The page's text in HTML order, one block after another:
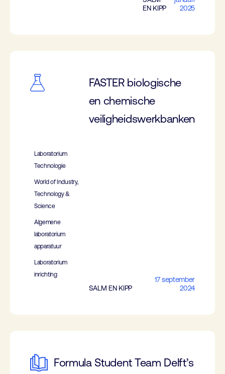
EN KIPP
2025
FASTER biologische
en chemische
veiligheidswerkbanken
Laboratorium
Technologie
World of Industry,
Technology &
Science
Algemene
laboratorium
apparatuur
Laboratorium
inrichting
SALM EN KIPP
17 september
2024
Formula Student Team Delft’s